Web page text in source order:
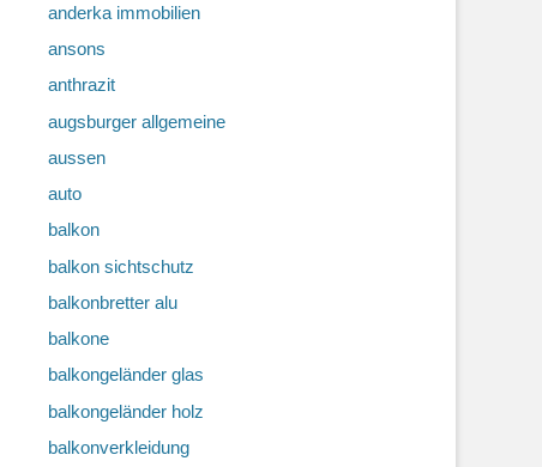
anderka immobilien
ansons
anthrazit
augsburger allgemeine
aussen
auto
balkon
balkon sichtschutz
balkonbretter alu
balkone
balkongeländer glas
balkongeländer holz
balkonverkleidung